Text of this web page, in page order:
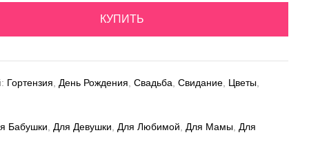
КУПИТЬ
Гортензия День Рождения ,Свадьба ,Свидание Цветы
Бабушки Для Девушки Для Любимой Для Мамы Для